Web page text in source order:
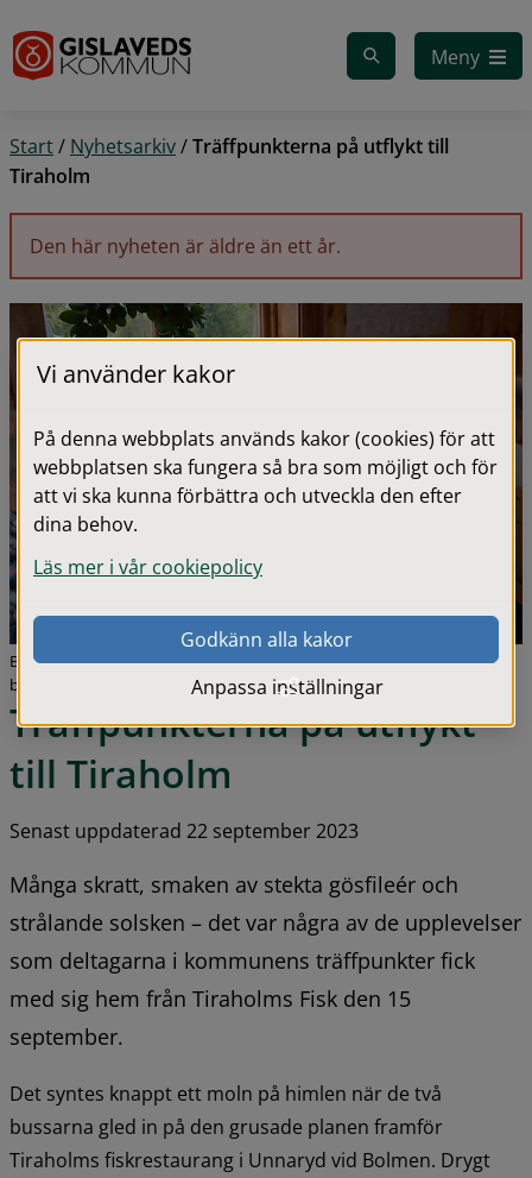
Meny
Start/ Nyhetsarkiv/Träffpunkterna på utflykt till
Tiraholm
Den här nyheten är äldre än ett år.
Bra stämning med många skratt när deltagarna från träffpunkten
besökte Tiraholm.
Träffpunkterna på utflykt
till Tiraholm
Senast uppdaterad 22 september 2023
Många skratt, smaken av stekta gösfileér och
strålande solsken – det var några av de upplevelser
som deltagarna i kommunens träffpunkter fick
med sig hem från Tiraholms Fisk den 15
september.
Det syntes knappt ett moln på himlen när de två
bussarna gled in på den grusade planen framför
Tiraholms fiskrestaurang i Unnaryd vid Bolmen. Drygt
Vi använder kakor
På denna webbplats används kakor (cookies) för att
webbplatsen ska fungera så bra som möjligt och för
att vi ska kunna förbättra och utveckla den efter
dina behov.
Läs mer i vår cookiepolicy
Godkänn alla kakor
Anpassa inställningar